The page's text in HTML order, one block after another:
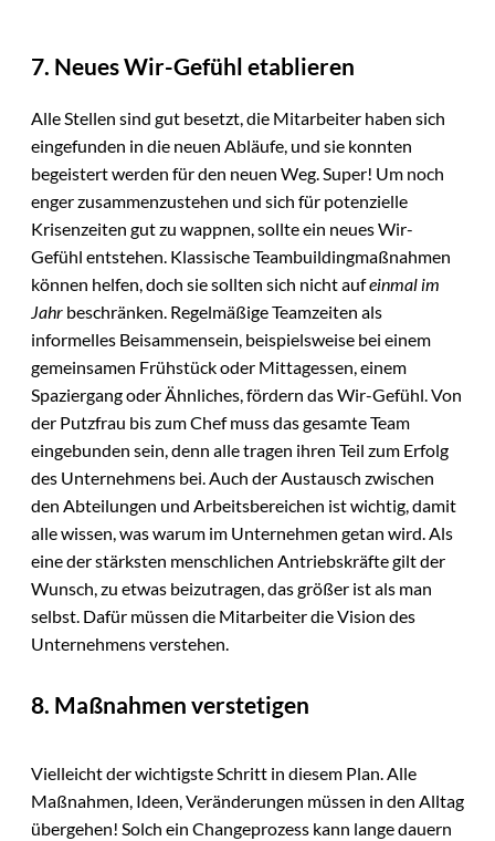
7. Neues Wir-Gefühl etablieren
Alle Stellen sind gut besetzt, die Mitarbeiter haben sich
eingefunden in die neuen Abläufe, und sie konnten
begeistert werden für den neuen Weg. Super! Um noch
enger zusammenzustehen und sich für potenzielle
Krisenzeiten gut zu wappnen, sollte ein neues Wir-
Gefühl entstehen. Klassische Teambuildingmaßnahmen
können helfen, doch sie sollten sich nicht aufeinmal im
Jahr beschränken. Regelmäßige Teamzeiten als
informelles Beisammensein, beispielsweise bei einem
gemeinsamen Frühstück oder Mittagessen, einem
Spaziergang oder Ähnliches, fördern das Wir-Gefühl. Von
der Putzfrau bis zum Chef muss das gesamte Team
eingebunden sein, denn alle tragen ihren Teil zum Erfolg
des Unternehmens bei. Auch der Austausch zwischen
den Abteilungen und Arbeitsbereichen ist wichtig, damit
alle wissen, was warum im Unternehmen getan wird. Als
eine der stärksten menschlichen Antriebskräfte gilt der
Wunsch, zu etwas beizutragen, das größer ist als man
selbst. Dafür müssen die Mitarbeiter die Vision des
Unternehmens verstehen.
8. Maßnahmen verstetigen
Vielleicht der wichtigste Schritt in diesem Plan. Alle
Maßnahmen, Ideen, Veränderungen müssen in den Alltag
übergehen! Solch ein Changeprozess kann lange dauern